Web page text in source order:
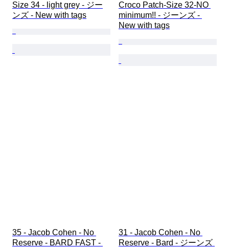
Size 34 - light grey - ジー
ンズ - New with tags
Croco Patch-Size 32-NO
minimum!! - ジーンズ -
New with tags
35 - Jacob Cohen - No
Reserve - BARD FAST -
31 - Jacob Cohen - No
Reserve - Bard - ジーンズ